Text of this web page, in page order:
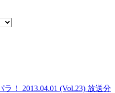
！ 2013.04.01 (Vol.23) 放送分